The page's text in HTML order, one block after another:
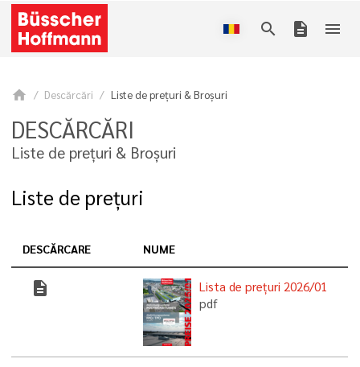
search description menu
home Descărcări Liste de prețuri & Broșuri
DESCĂRCĂRI
Liste de prețuri & Broșuri
Liste de prețuri
DESCĂRCARE NUME
description
Lista de prețuri 2026/01
pdf